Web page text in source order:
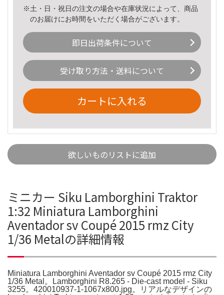
※土・日・祝日の注文の場合や在庫状況によって、商品
のお届けにお時間をいただく場合がございます。
即日出荷条件について
受け取り方法・送料について
カートに入れる
欲しいものリストに追加
ミニカー Siku Lamborghini Traktor
1:32 Miniatura Lamborghini
Aventador sv Coupé 2015 rmz City
1/36 Metalの詳細情報
Miniatura Lamborghini Aventador sv Coupé 2015 rmz City
1/36 Metal。Lamborghini R8.265 - Die-cast model - Siku
3255。420010937-1-1067x800.jpg。リアルなデザインの